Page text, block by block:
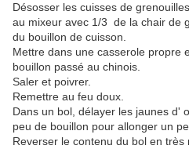
Désosser les cuisses de
au mixeur avec 1/3 de la chair de
du bouillon de cuisson.
Mettre dans une casserole propre
bouillon passé au chinois.
Saler et poivrer.
Remettre au feu doux.
Dans un bol, délayer les jaunes d'
peu de bouillon pour allonger un
Reverser le contenu du bol en très